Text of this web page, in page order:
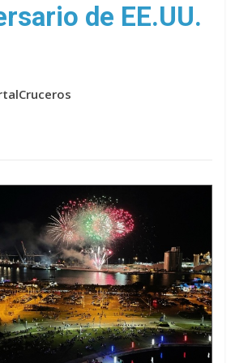
de EE.UU.